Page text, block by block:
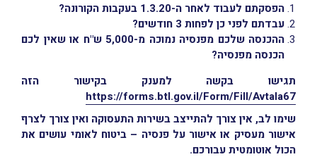
הפסקתם לעבוד לאחר ה-1.3.20 בעקבות הקורונה?
עבדתם לפני כן לפחות 3 חודשים?
ההכנסה שלכם מפנסיה נמוכה מ-5,000 ש"ח או שאין לכם
הכנסה מפנסיה?
תגישו בקשה למענק בקישור הזה
https://forms.btl.gov.il/Form/Fill/Avtala67
שימו לב, אין צורך להתייצב בשירות התעסוקה ואין צורך לצרף
אישור מעסיק או אישור על פנסיה – ביטוח לאומי עושים את
הכול אוטומטית עבורכם.